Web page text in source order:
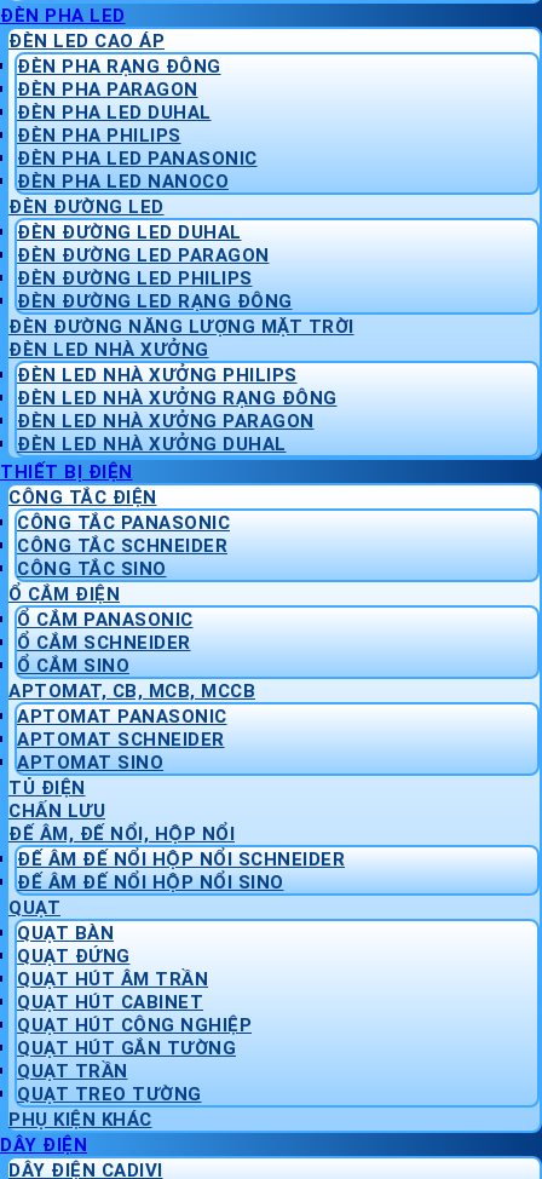
ĐÈN PHA LED
ĐÈN LED CAO ÁP
ĐÈN PHA RẠNG ĐÔNG
ĐÈN PHA PARAGON
ĐÈN PHA LED DUHAL
ĐÈN PHA PHILIPS
ĐÈN PHA LED PANASONIC
ĐÈN PHA LED NANOCO
ĐÈN ĐƯỜNG LED
ĐÈN ĐƯỜNG LED DUHAL
ĐÈN ĐƯỜNG LED PARAGON
ĐÈN ĐƯỜNG LED PHILIPS
ĐÈN ĐƯỜNG LED RẠNG ĐÔNG
ĐÈN ĐƯỜNG NĂNG LƯỢNG MẶT TRỜI
ĐÈN LED NHÀ XƯỞNG
ĐÈN LED NHÀ XƯỞNG PHILIPS
ĐÈN LED NHÀ XƯỞNG RẠNG ĐÔNG
ĐÈN LED NHÀ XƯỞNG PARAGON
ĐÈN LED NHÀ XƯỞNG DUHAL
THIẾT BỊ ĐIỆN
CÔNG TẮC ĐIỆN
CÔNG TẮC PANASONIC
CÔNG TẮC SCHNEIDER
CÔNG TẮC SINO
Ổ CẮM ĐIỆN
Ổ CẮM PANASONIC
Ổ CẮM SCHNEIDER
Ổ CẮM SINO
APTOMAT, CB, MCB, MCCB
APTOMAT PANASONIC
APTOMAT SCHNEIDER
APTOMAT SINO
TỦ ĐIỆN
CHẤN LƯU
ĐẾ ÂM, ĐẾ NỔI, HỘP NỔI
ĐẾ ÂM ĐẾ NỔI HỘP NỔI SCHNEIDER
ĐẾ ÂM ĐẾ NỔI HỘP NỔI SINO
QUẠT
QUẠT BÀN
QUẠT ĐỨNG
QUẠT HÚT ÂM TRẦN
QUẠT HÚT CABINET
QUẠT HÚT CÔNG NGHIỆP
QUẠT HÚT GẮN TƯỜNG
QUẠT TRẦN
QUẠT TREO TƯỜNG
PHỤ KIỆN KHÁC
DÂY ĐIỆN
DÂY ĐIỆN CADIVI